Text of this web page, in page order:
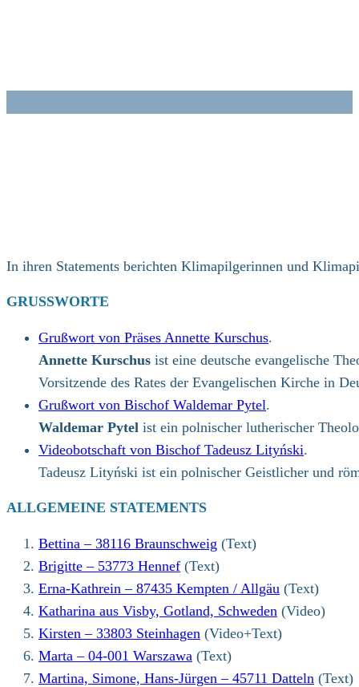
In ihren Statements berichten Klimapilgerinnen und
GRUSSWORTE
Grußwort von Präses Annette Kurschus.
Annette Kurschus ist eine deutsche evangelische
Vorsitzende des Rates der Evangelischen Kirche in
Grußwort von Bischof Waldemar Pytel.
Waldemar Pytel ist ein polnischer lutherischer
Videobotschaft von Bischof Tadeusz Lityński.
Tadeusz Lityński ist ein polnischer Geistlicher und
ALLGEMEINE STATEMENTS
Bettina – 38116 Braunschweig (Text)
Brigitte – 53773 Hennef (Text)
Erna-Kathrein – 87435 Kempten / Allgäu (Text)
Katharina aus Visby, Gotland, Schweden (Video)
Kirsten – 33803 Steinhagen (Video+Text)
Marta – 04-001 Warszawa (Text)
Martina, Simone, Hans-Jürgen – 45711 Datteln (Text)